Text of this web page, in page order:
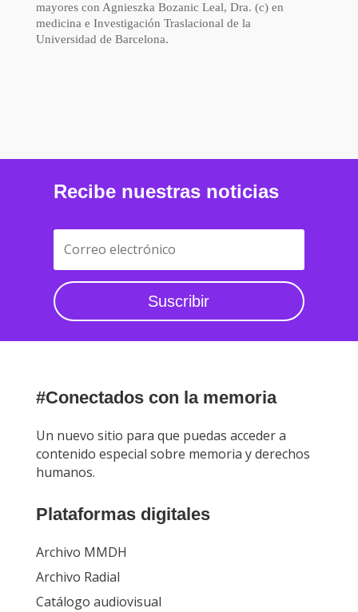
mayores con Agnieszka Bozanic Leal, Dra. (c) en
medicina e Investigación Traslacional de la
Universidad de Barcelona.
Recibe nuestras noticias
Suscribir
#Conectados con la memoria
Un nuevo sitio para que puedas acceder a
contenido especial sobre memoria y derechos
humanos.
Plataformas digitales
Archivo MMDH
Archivo Radial
Catálogo audiovisual